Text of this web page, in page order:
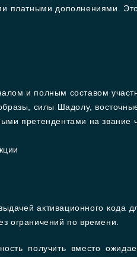
платными дополнениями.
и полным составом
силы Шадолу,
претендентами на звание
активационного
ограничений по времени.
получить вместо